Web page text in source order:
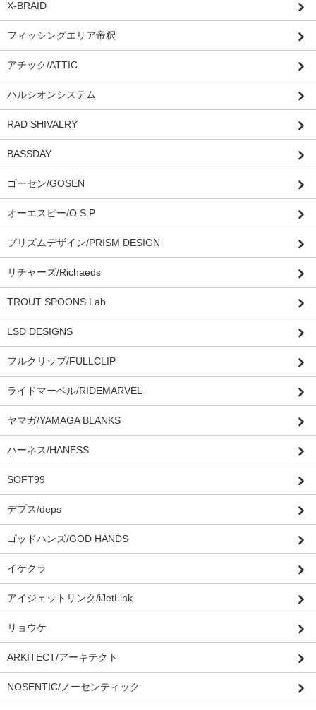
X-BRAID
フィッシングエリア帝釈
アチック/ATTIC
ハルシオンシステム
RAD SHIVALRY
BASSDAY
ゴーセン/GOSEN
オーエスピー/O.S.P
プリズムデザイン/PRISM DESIGN
リチャーズ/Richaeds
TROUT SPOONS Lab
LSD DESIGNS
フルクリップ/FULLCLIP
ライドマーベル/RIDEMARVEL
ヤマガ/YAMAGA BLANKS
ハーネス/HANESS
SOFT99
デプス/deps
ゴッドハンズ/GOD HANDS
イケクラ
アイジェットリンク/iJetLink
リョウケ
ARKITECT/アーキテクト
NOSENTIC/ノーセンティック